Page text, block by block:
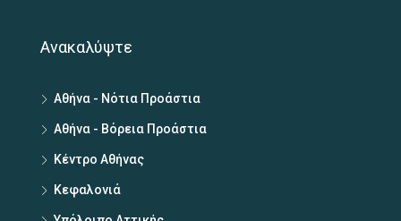
Ανακαλύψτε
Αθήνα - Νότια Προάστια
Αθήνα - Βόρεια Προάστια
Κέντρο Αθήνας
Κεφαλονιά